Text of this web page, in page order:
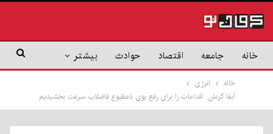
خانه جامعه اقتصاد حوادث بیشتر
خانه
انرژی
آبفا کرمان: اقدامات را برای رفع بوی نامطبوع فاضلاب سرعت بخشیدیم